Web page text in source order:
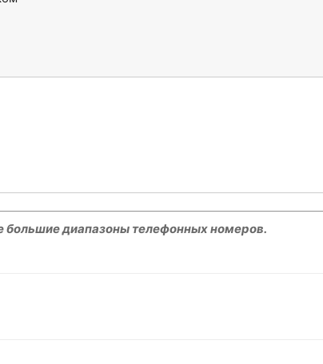
большие диапазоны телефонных номеров.